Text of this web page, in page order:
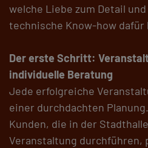
welche Liebe zum Detail
technische Know-how
Der erste Schritt:
individuelle Beratung
Jede erfolgreiche
einer durchdachten
Kunden, die in der
Veranstaltung durchführen,